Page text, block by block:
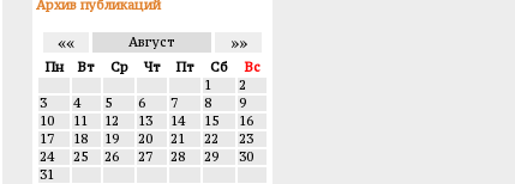
Архив публикаций
«« Август »»
Пн Вт Ср Чт Пт Сб
Вс
1
2
3
4 5 6 7 8
9
10
11 12 13 14 15
16
17
18 19 20 21 22
23
24
25 26 27 28 29
30
31